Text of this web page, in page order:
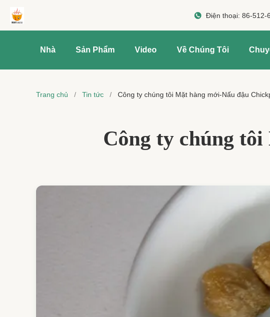
Điện thoại:86-512-
Nhà Sản Phẩm Video Về Chúng Tôi
Trang chủ / Tin tức / Công ty chúng tôi Mặt hàng mới-Nấu đậu
Công ty chúng